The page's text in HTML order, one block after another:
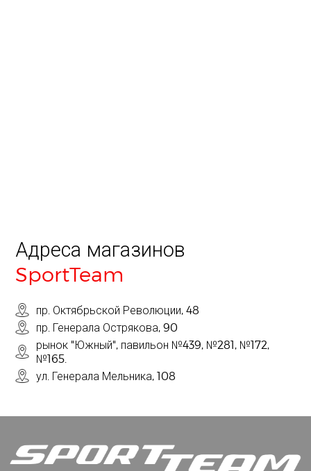
Адреса магазинов
SportTeam
пр. Октябрьской Революции, 48
пр. Генерала Острякова, 90
рынок "Южный", павильон №439, №281, №172,
№165.
ул. Генерала Мельника, 108